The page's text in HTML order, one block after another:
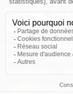
ACCUEIL